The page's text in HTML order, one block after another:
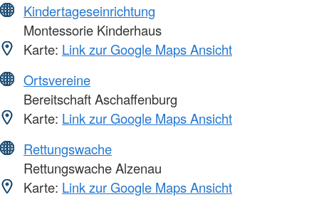
Kindertageseinrichtung
Montessorie Kinderhaus
Karte: Link zur Google Maps Ansicht
Ortsvereine
Bereitschaft Aschaffenburg
Karte: Link zur Google Maps Ansicht
Rettungswache
Rettungswache Alzenau
Karte: Link zur Google Maps Ansicht